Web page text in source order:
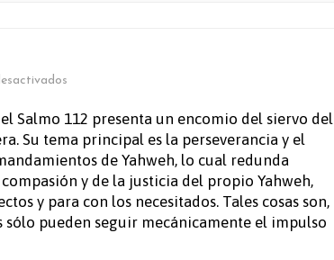
Salmo
112
Salmo 112 presenta un encomio del siervo del
Su tema principal es la perseverancia y el
de Yahweh, lo cual redunda
y de la justicia del propio Yahweh,
y para con los necesitados. Tales cosas son,
pueden seguir mecánicamente el impulso